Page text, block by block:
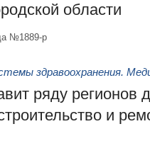
области
№1889-р
здравоохранения.
ряду регионов
и